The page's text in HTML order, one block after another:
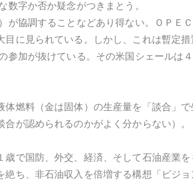
数字か否か疑念がつきまとう。
が協調することなどあり得ない。ＯＰＥ
に見られている。しかし、これは暫定措
参加が抜けている。その米国シェールは
燃料（金は固体）の生産量を「談合」
が認められるのかがよく分からない）。
で国防、外交、経済、そして石油産業
ち、非石油収入を倍増する構想「ビジ